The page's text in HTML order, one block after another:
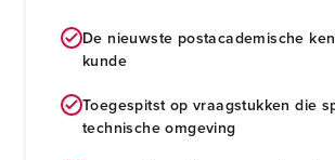
De nieuwste postacademische
kunde
Toegespitst op vraagstukken die
technische omgeving